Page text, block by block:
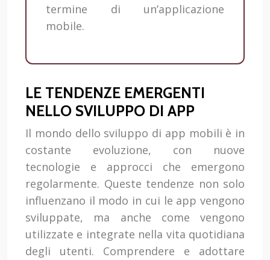
termine di un’applicazione
mobile.
LE TENDENZE EMERGENTI
NELLO SVILUPPO DI APP
Il mondo dello sviluppo di app mobili è in
costante evoluzione, con nuove
tecnologie e approcci che emergono
regolarmente. Queste tendenze non solo
influenzano il modo in cui le app vengono
sviluppate, ma anche come vengono
utilizzate e integrate nella vita quotidiana
degli utenti. Comprendere e adottare